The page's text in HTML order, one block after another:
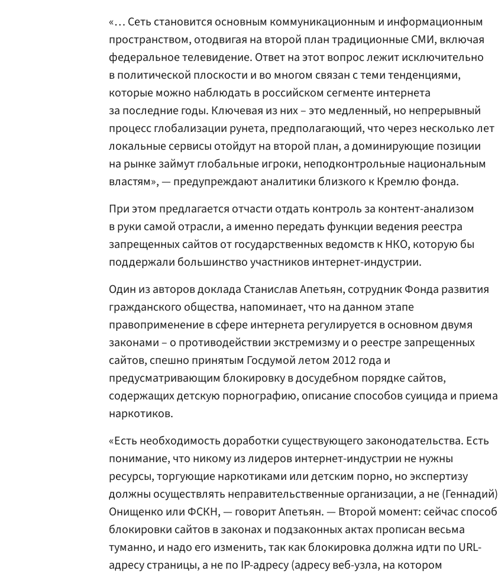
«… Сеть становится основным коммуникационным и информационным
пространством, отодвигая на второй план традиционные СМИ, включая
федеральное телевидение. Ответ на этот вопрос лежит исключительно
в политической плоскости и во многом связан с теми тенденциями,
которые можно наблюдать в российском сегменте интернета
за последние годы. Ключевая из них – это медленный, но непрерывный
процесс глобализации рунета, предполагающий, что через несколько лет
локальные сервисы отойдут на второй план, а доминирующие позиции
на рынке займут глобальные игроки, неподконтрольные национальным
властям», — предупреждают аналитики близкого к Кремлю фонда.
При этом предлагается отчасти отдать контроль за контент-анализом
в руки самой отрасли, а именно передать функции ведения реестра
запрещенных сайтов от государственных ведомств к НКО, которую бы
поддержали большинство участников интернет-индустрии.
Один из авторов доклада Станислав Апетьян, сотрудник Фонда развития
гражданского общества, напоминает, что на данном этапе
правоприменение в сфере интернета регулируется в основном двумя
законами – о противодействии экстремизму и о реестре запрещенных
сайтов, спешно принятым Госдумой летом 2012 года и
предусматривающим блокировку в досудебном порядке сайтов,
содержащих детскую порнографию, описание способов суицида и приема
наркотиков.
«Есть необходимость доработки существующего законодательства. Есть
понимание, что никому из лидеров интернет-индустрии не нужны
ресурсы, торгующие наркотиками или детским порно, но экспертизу
должны осуществлять неправительственные организации, а не (Геннадий)
Онищенко или ФСКН, — говорит Апетьян. — Второй момент: сейчас способ
блокировки сайтов в законах и подзаконных актах прописан весьма
туманно, и надо его изменить, так как блокировка должна идти по URL-
адресу страницы, а не по IP-адресу (адресу веб-узла, на котором